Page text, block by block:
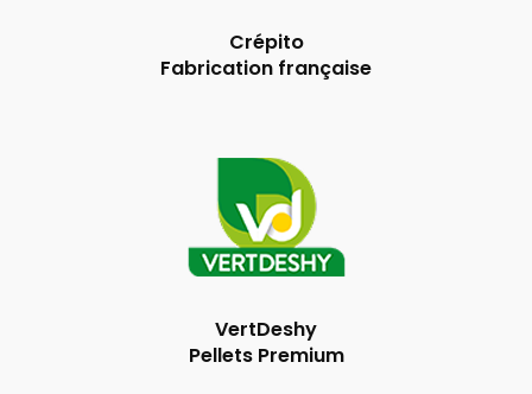
Crépito
Fabrication française
VertDeshy
Pellets Premium